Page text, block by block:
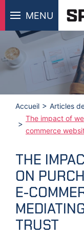
MENU
Accueil
Articles
The impact of
commerce
THE
ON
E-
TRUST